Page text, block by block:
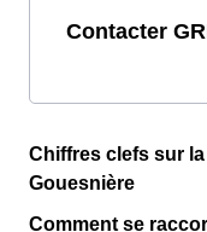
Contacter
Chiffres clefs sur
Gouesnière
Comment se